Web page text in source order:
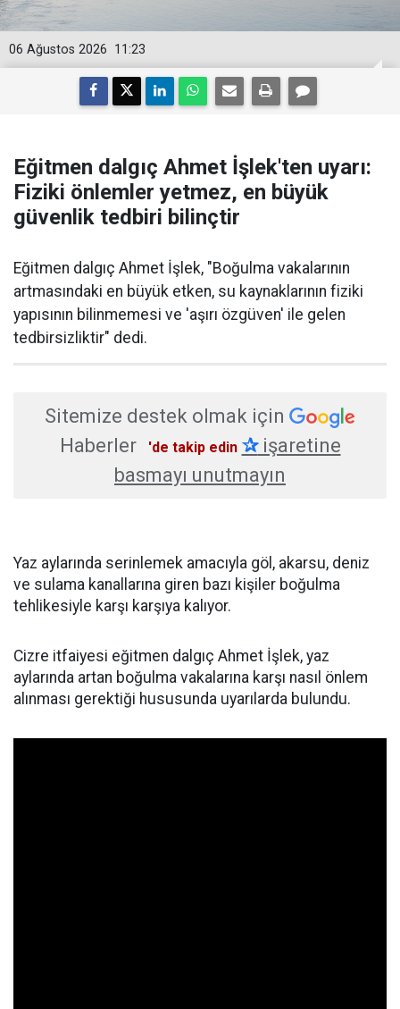
11:23
06 Ağustos 2026
Eğitmen dalgıç Ahmet İşlek'ten uyarı:
Fiziki önlemler yetmez, en büyük
güvenlik tedbiri bilinçtir
Eğitmen dalgıç Ahmet İşlek, "Boğulma vakalarının
artmasındaki en büyük etken, su kaynaklarının fiziki
yapısının bilinmemesi ve 'aşırı özgüven' ile gelen
tedbirsizliktir" dedi.
Sitemize destek olmak için
Haberler
'de takip edin ✰işaretine
basmayı unutmayın
Yaz aylarında serinlemek amacıyla göl, akarsu, deniz
ve sulama kanallarına giren bazı kişiler boğulma
tehlikesiyle karşı karşıya kalıyor.
Cizre itfaiyesi eğitmen dalgıç Ahmet İşlek, yaz
aylarında artan boğulma vakalarına karşı nasıl önlem
alınması gerektiği hususunda uyarılarda bulundu.